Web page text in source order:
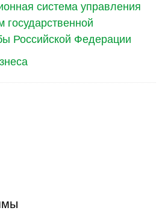
система управления
государственной
Российской Федерации